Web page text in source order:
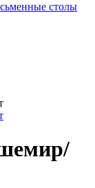
столы